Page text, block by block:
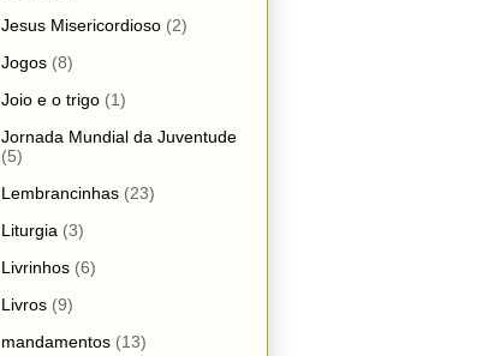
Jesus Misericordioso (2)
Jogos (8)
Joio e o trigo (1)
Jornada Mundial da Juventude
(5)
Lembrancinhas (23)
Liturgia (3)
Livrinhos (6)
Livros (9)
mandamentos (13)